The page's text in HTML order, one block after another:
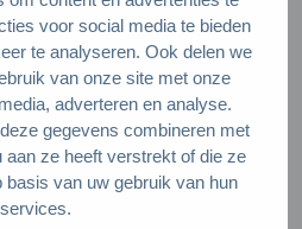
voor social media te bieden
te analyseren. Ook delen we
van onze site met onze
adverteren en analyse.
gegevens combineren met
aan ze heeft verstrekt of die ze
basis van uw gebruik van hun
services.